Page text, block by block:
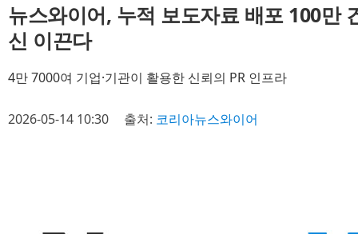
뉴스와이어, 누적 보도자료 배포 100만
신 이끈다
4만 7000여 기업·기관이 활용한 신뢰의 PR 인프라
2026-05-14 10:30 출처: 코리아뉴스와이어